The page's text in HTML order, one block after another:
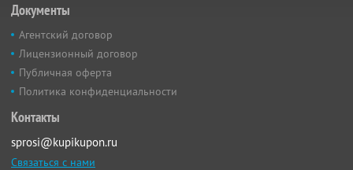
Документы
Агентский договор
Лицензионный договор
Публичная оферта
Политика конфиденциальности
Контакты
sprosi@kupikupon.ru
Связаться с нами